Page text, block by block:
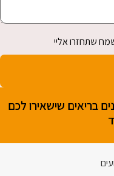
אליי
– 4 מתכונים בריאים שישאירו לכם